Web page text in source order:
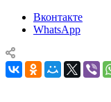
Вконтакте
WhatsApp